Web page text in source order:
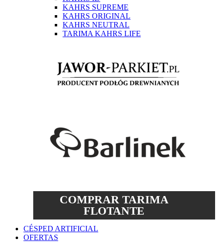
KAHRS SUPREME
KAHRS ORIGINAL
KAHRS NEUTRAL
TARIMA KAHRS LIFE
COMPRAR TARIMA
FLOTANTE
CÉSPED ARTIFICIAL
OFERTAS